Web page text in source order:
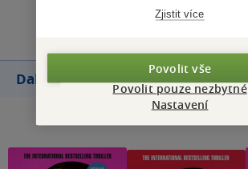
Přidat hodnocení
Další knihy autora
Zjistit více
Povolit vše
Povolit pouze nezbytné
Nastavení